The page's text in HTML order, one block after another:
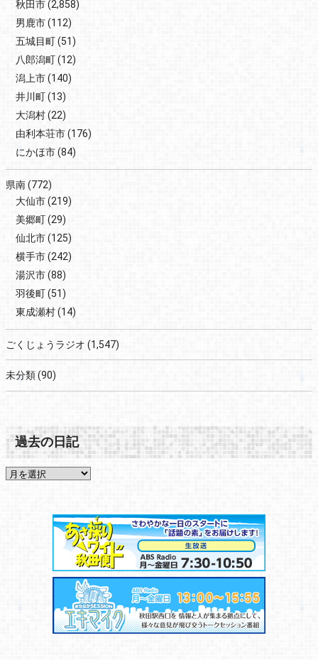
秋田市(2,858)
男鹿市(112)
五城目町(51)
八郎潟町(12)
潟上市(140)
井川町(13)
大潟村(22)
由利本荘市(176)
にかほ市(84)
県南(772)
大仙市(219)
美郷町(29)
仙北市(125)
横手市(242)
湯沢市(88)
羽後町(51)
東成瀬村(14)
ごくじょうラジオ (1,547)
未分類(90)
過去の日記